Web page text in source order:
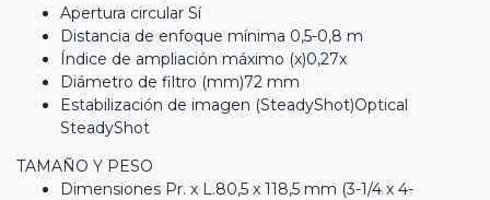
Apertura circular Sí
Distancia de enfoque mínima 0,5-0,8 m
Índice de ampliación máximo (x)0,27x
Diámetro de filtro (mm)72 mm
Estabilización de imagen (SteadyShot)Optical
SteadyShot
TAMAÑO Y PESO
Dimensiones Pr. x L.80,5 x 118,5 mm (3-1/4 x 4-